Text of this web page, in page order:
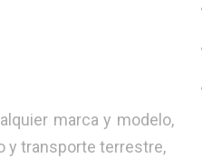
marca y modelo,
y transporte terrestre,